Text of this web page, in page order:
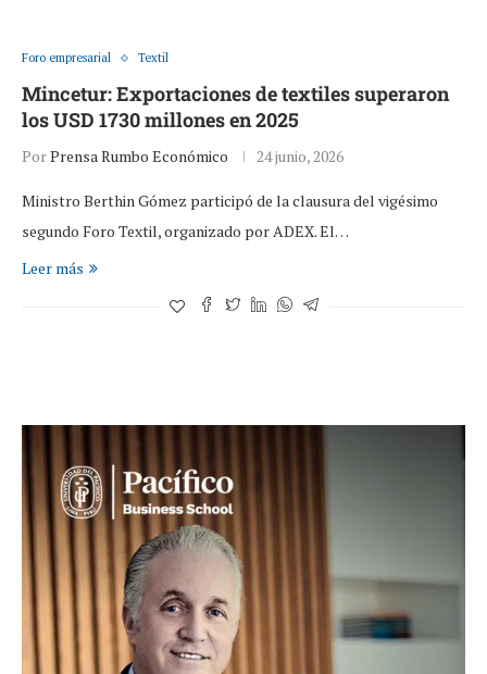
Foro empresarial Textil
Mincetur: Exportaciones de textiles superaron
los USD 1730 millones en 2025
PorPrensa Rumbo Económico 24 junio, 2026
Ministro Berthin Gómez participó de la clausura del vigésimo
segundo Foro Textil, organizado por ADEX. El…
Leer más